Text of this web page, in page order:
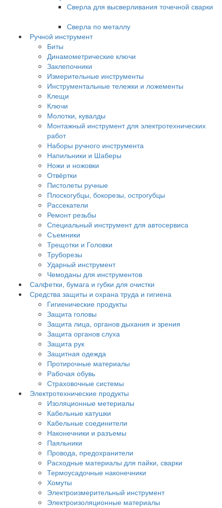
Сверла для высверливания точечной сварки
Сверла по металлу
Ручной инструмент
Биты
Динамометрические ключи
Заклепочники
Измерительные инструменты
Инструментальные тележки и ложементы
Клещи
Ключи
Молотки, кувалды
Монтажный инструмент для электротехнических
работ
Наборы ручного инструмента
Напильники и Шаберы
Ножи и ножовки
Отвёртки
Пистолеты ручные
Плоскогубцы, бокорезы, острогубцы
Рассекатели
Ремонт резьбы
Специальный инструмент для автосервиса
Съемники
Трещотки и Головки
Труборезы
Ударный инструмент
Чемоданы для инструментов
Салфетки, бумага и губки для очистки
Средства защиты и охрана труда и гигиена
Гигиенические продукты
Защита головы
Защита лица, органов дыхания и зрения
Защита органов слуха
Защита рук
Защитная одежда
Протирочные материалы
Рабочая обувь
Страховочные системы
Электротехнические продукты
Изоляционные метериалы
Кабельные катушки
Кабельные соединители
Наконечники и разъемы
Паяльники
Провода, предохранители
Расходные материалы для пайки, сварки
Термоусадочные наконечники
Хомуты
Электроизмерительный инструмент
Электроизоляционные материалы